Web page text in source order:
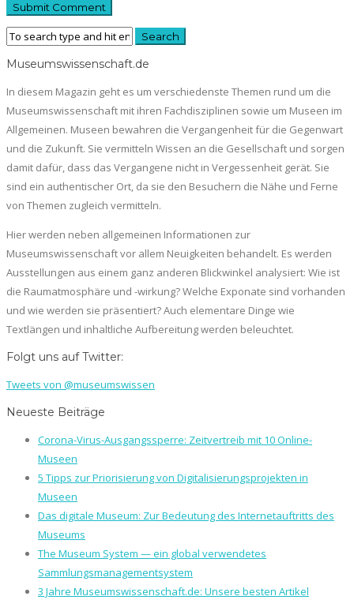
Museumswissenschaft.de
In diesem Magazin geht es um verschiedenste Themen rund um die
Museumswissenschaft mit ihren Fachdisziplinen sowie um Museen im
Allgemeinen. Museen bewahren die Vergangenheit für die Gegenwart
und die Zukunft. Sie vermitteln Wissen an die Gesellschaft und sorgen
damit dafür, dass das Vergangene nicht in Vergessenheit gerät. Sie
sind ein authentischer Ort, da sie den Besuchern die Nähe und Ferne
von Themen zugleich vermitteln.
Hier werden neben allgemeinen Informationen zur
Museumswissenschaft vor allem Neuigkeiten behandelt. Es werden
Ausstellungen aus einem ganz anderen Blickwinkel analysiert: Wie ist
die Raumatmosphäre und -wirkung? Welche Exponate sind vorhanden
und wie werden sie präsentiert? Auch elementare Dinge wie
Textlängen und inhaltliche Aufbereitung werden beleuchtet.
Folgt uns auf Twitter:
Tweets von @museumswissen
Neueste Beiträge
Corona-Virus-Ausgangssperre: Zeitvertreib mit 10 Online-
Museen
5 Tipps zur Priorisierung von Digitalisierungsprojekten in
Museen
Das digitale Museum: Zur Bedeutung des Internetauftritts des
Museums
The Museum System — ein global verwendetes
Sammlungsmanagementsystem
3 Jahre Museumswissenschaft.de: Unsere besten Artikel